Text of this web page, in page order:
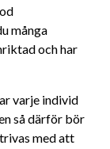
många
och har
varje individ
så därför bör
med att